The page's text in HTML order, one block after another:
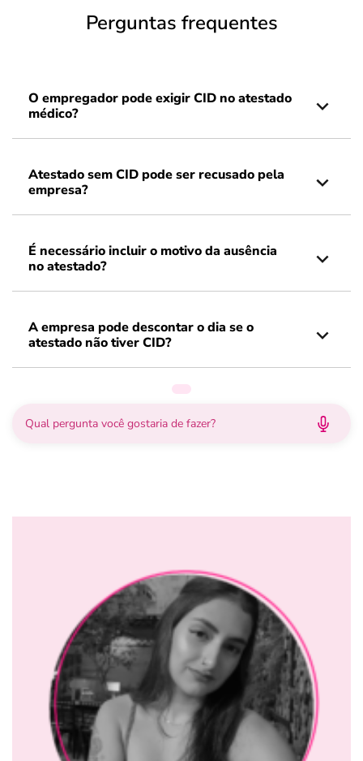
Perguntas frequentes
O empregador pode exigir CID no atestado
médico?
Atestado sem CID pode ser recusado pela
empresa?
É necessário incluir o motivo da ausência
no atestado?
A empresa pode descontar o dia se o
atestado não tiver CID?